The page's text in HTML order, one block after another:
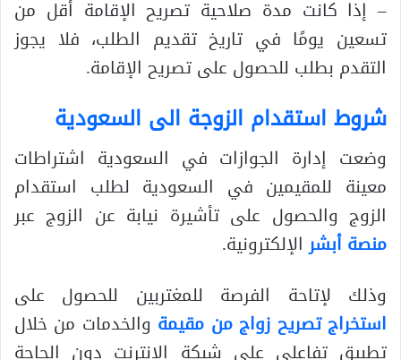
– إذا كانت مدة صلاحية تصريح الإقامة أقل من
تسعين يومًا في تاريخ تقديم الطلب، فلا يجوز
التقدم بطلب للحصول على تصريح الإقامة.
شروط استقدام الزوجة الى السعودية
وضعت إدارة الجوازات في السعودية اشتراطات
معينة للمقيمين في السعودية لطلب استقدام
الزوج والحصول على تأشيرة نيابة عن الزوج عبر
منصة أبشرالإلكترونية.
وذلك لإتاحة الفرصة للمغتربين للحصول على
استخراج تصريح زواج من مقيمة والخدمات من خلال
تطبيق تفاعلي على شبكة الإنترنت دون الحاجة